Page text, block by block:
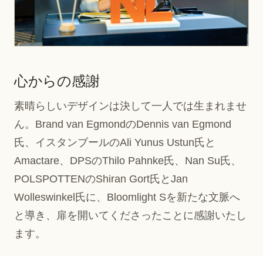
心からの感謝
素晴らしいデザインは決して一人では生まれませ
ん。Brand van EgmondのDennis van Egmond
氏、イスタンブールのAli Yunus Ustun氏と
Amactare、DPSのThilo Pahnke氏、Nan Su氏、
POLSPOTTENのShiran Gort氏とJan
Wolleswinkel氏に、Bloomlight Sを新たな文脈へ
と導き、扉を開いてくださったことに感謝いたし
ます。